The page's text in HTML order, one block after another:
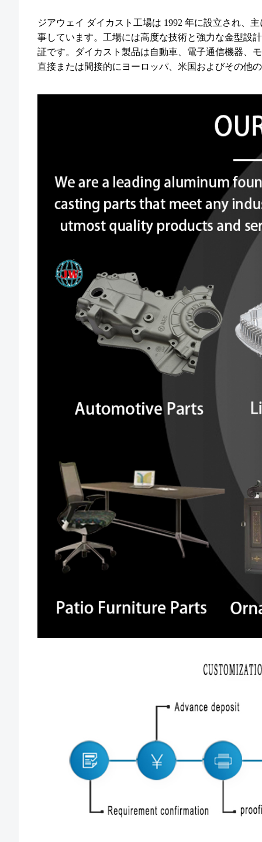
ジアウェイ ダイカスト工場は 1992 年に設立され、
事しています。工場には高度な技術と強力な金型設
証です。ダイカスト製品は自動車、電子通信機器、
直接または間接的にヨーロッパ、米国およびその他